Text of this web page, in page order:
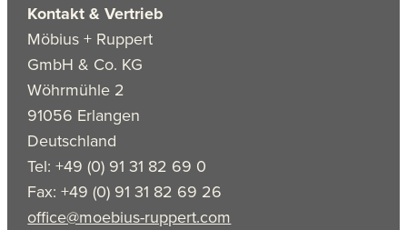
Kontakt & Vertrieb
Möbius + Ruppert
GmbH & Co. KG
Wöhrmühle 2
91056 Erlangen
Deutschland
Tel: +49 (0) 91 31 82 69 0
Fax: +49 (0) 91 31 82 69 26
office@moebius-ruppert.com